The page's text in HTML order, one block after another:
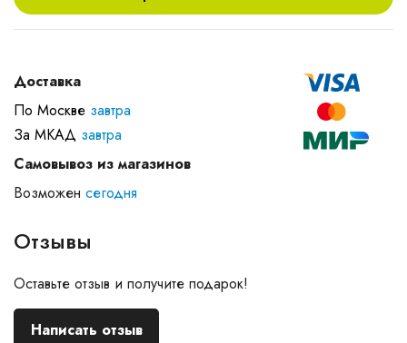
Доставка
По Москве завтра
За МКАД завтра
Самовывоз из магазинов
Возможен сегодня
Отзывы
Оставьте отзыв и получите подарок!
Написать отзыв